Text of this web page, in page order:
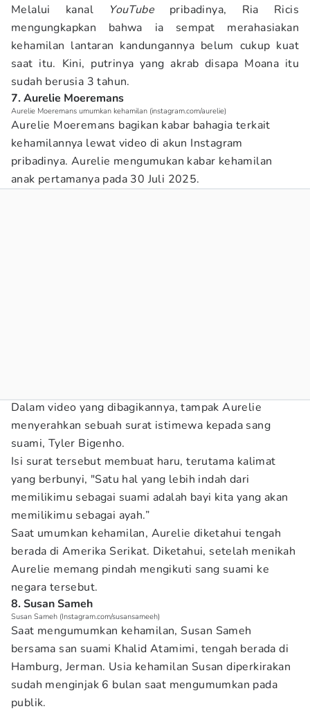
Melalui kanal
YouTubepribadinya, Ria Ricis
mengungkapkan bahwa ia sempat merahasiakan
kehamilan lantaran kandungannya belum cukup kuat
saat itu. Kini, putrinya yang akrab disapa Moana itu
sudah berusia 3 tahun.
7. Aurelie Moeremans
Aurelie Moeremans umumkan kehamilan (instagram.com/aurelie)
Aurelie Moeremans bagikan kabar bahagia terkait
kehamilannya lewat video di akun Instagram
pribadinya. Aurelie mengumukan kabar kehamilan
anak pertamanya pada 30 Juli 2025.
Dalam video yang dibagikannya, tampak Aurelie
menyerahkan sebuah surat istimewa kepada sang
suami, Tyler Bigenho.
Isi surat tersebut membuat haru, terutama kalimat
yang berbunyi, "Satu hal yang lebih indah dari
memilikimu sebagai suami adalah bayi kita yang akan
memilikimu sebagai ayah.”
Saat umumkan kehamilan, Aurelie diketahui tengah
berada di Amerika Serikat. Diketahui, setelah menikah
Aurelie memang pindah mengikuti sang suami ke
negara tersebut.
8. Susan Sameh
Susan Sameh (Instagram.com/susansameeh)
Saat mengumumkan kehamilan, Susan Sameh
bersama san suami Khalid Atamimi, tengah berada di
Hamburg, Jerman. Usia kehamilan Susan diperkirakan
sudah menginjak 6 bulan saat mengumumkan pada
publik.